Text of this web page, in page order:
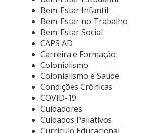
Bem-Estar Infantil
Bem-Estar no Trabalho
Bem-Estar Social
CAPS AD
Carreira e Formação
Colonialismo
Colonialismo e Saúde
Condições Crônicas
COVID-19
Cuidadores
Cuidados Paliativos
Currículo Educacional